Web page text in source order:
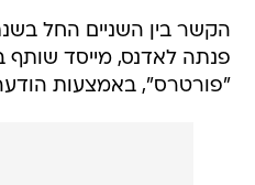
"פורטרס", באמצעות